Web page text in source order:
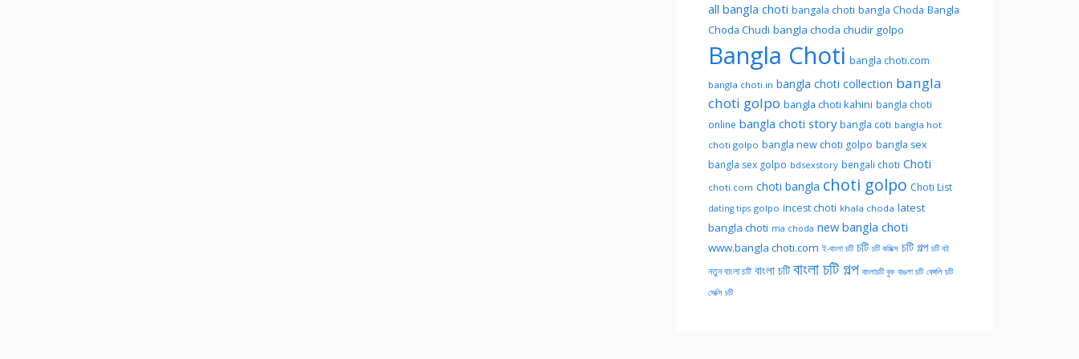
all bangla choti bangala choti bangla Choda Bangla
Choda Chudi bangla choda chudir golpo
Bangla Choti bangla choti.com
bangla choti.in bangla choti collection bangla
choti golpo bangla choti kahini bangla choti
online bangla choti story bangla coti bangla hot
choti golpo bangla new choti golpo bangla sex
bangla sex golpo bdsexstory bengali choti Choti
choti.com choti bangla choti golpo Choti List
dating tips golpo incest choti khala choda latest
bangla choti ma choda new bangla choti
www.bangla choti.com ই-বাংলা চটি চটি চটি কমিক্স চটি গল্প চটি বই
নতুন বাংলা চটি বাংলা চটি বাংলা চটি গল্প বাংলাচটি বুক বাঙলা চটি বেঙ্গলি চটি
সেক্সি চটি